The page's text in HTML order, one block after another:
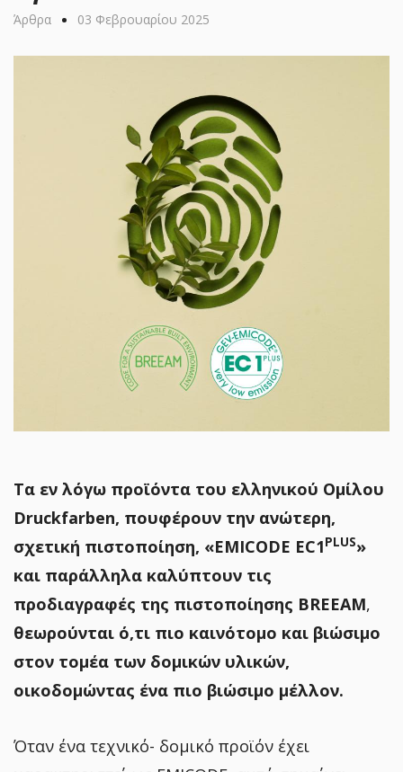
Άρθρα • 03 Φεβρουαρίου 2025
Τα εν λόγω προϊόντα του ελληνικού Ομίλου
Druckfarben, πουφέρουν την ανώτερη,
σχετική πιστοποίηση, «EMICODE EC1PLUS»
και παράλληλα καλύπτουν τις
προδιαγραφές της πιστοποίησης BREEAM,
θεωρούνται ό,τι πιο καινότομο και βιώσιμο
στον τομέα των δομικών υλικών,
οικοδομώντας ένα πιο βιώσιμο μέλλον.
Όταν ένα τεχνικό- δομικό προϊόν έχει